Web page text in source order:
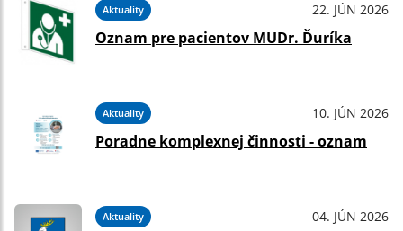
Aktuality 22. JÚN 2026
Oznam pre pacientov MUDr. Ďuríka
Aktuality 10. JÚN 2026
Poradne komplexnej činnosti - oznam
Aktuality 04. JÚN 2026